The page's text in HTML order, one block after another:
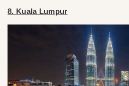
8. Kuala Lumpur